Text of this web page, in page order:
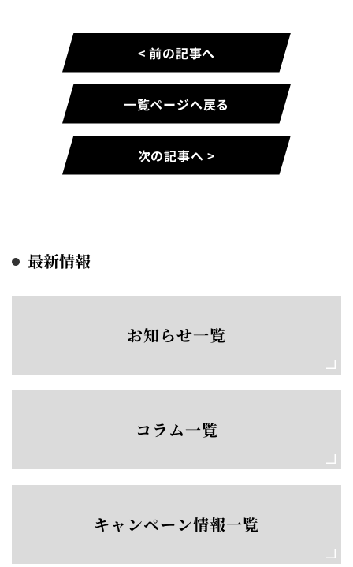
< 前の記事へ
一覧ページへ戻る
次の記事へ >
最新情報
お知らせ一覧
コラム一覧
キャンペーン情報一覧